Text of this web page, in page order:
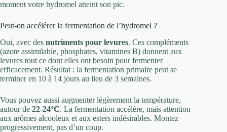
moment votre hydromel atteint son pic.
Peut-on accélérer la fermentation de l’hydromel ?
Oui, avec des nutriments pour levures. Ces compléments
(azote assimilable, phosphates, vitamines B) donnent aux
levures tout ce dont elles ont besoin pour fermenter
efficacement. Résultat : la fermentation primaire peut se
terminer en 10 à 14 jours au lieu de 3 semaines.
Vous pouvez aussi augmenter légèrement la température,
autour de 22-24°C. La fermentation accélère, mais attention
aux arômes alcooleux et aux esters indésirables. Montez
progressivement, pas d’un coup.